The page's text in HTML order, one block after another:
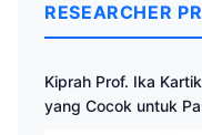
RESEARCHER
Kiprah Prof. Ika
yang Cocok untuk